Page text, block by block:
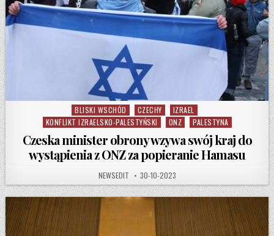
Posted in
BLISKI WSCHÓD CZECHY
IZRAEL
KONFLIKT IZRAELSKO-PALESTYŃSKI
ONZ PALESTYNA
Czeska minister obrony wzywa swój kraj do
wystąpienia z ONZ za popieranie Hamasu
AUTHOR:
NEWSEDIT PUBLISHED DATE:
30-10-2023